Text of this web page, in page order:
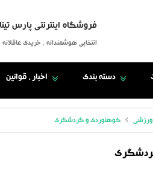
فروشگاه اینترنتی پارس تینا
انتخابی هوشمندانه ، خریدی عاقلانه
دسته بندی اخبار ، قوانین
ورزشی کوهنوردی و گردشگری